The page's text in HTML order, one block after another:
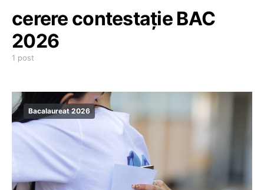
cerere contestație BAC
2026
1 post
Bacalaureat 2026